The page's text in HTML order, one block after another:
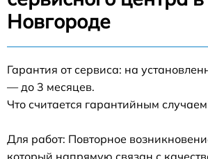
Новгороде
Гарантия от сервиса: на
— до 3 месяцев.
Что считается гарантийным
Для работ: Повторное
который напрямую связан с